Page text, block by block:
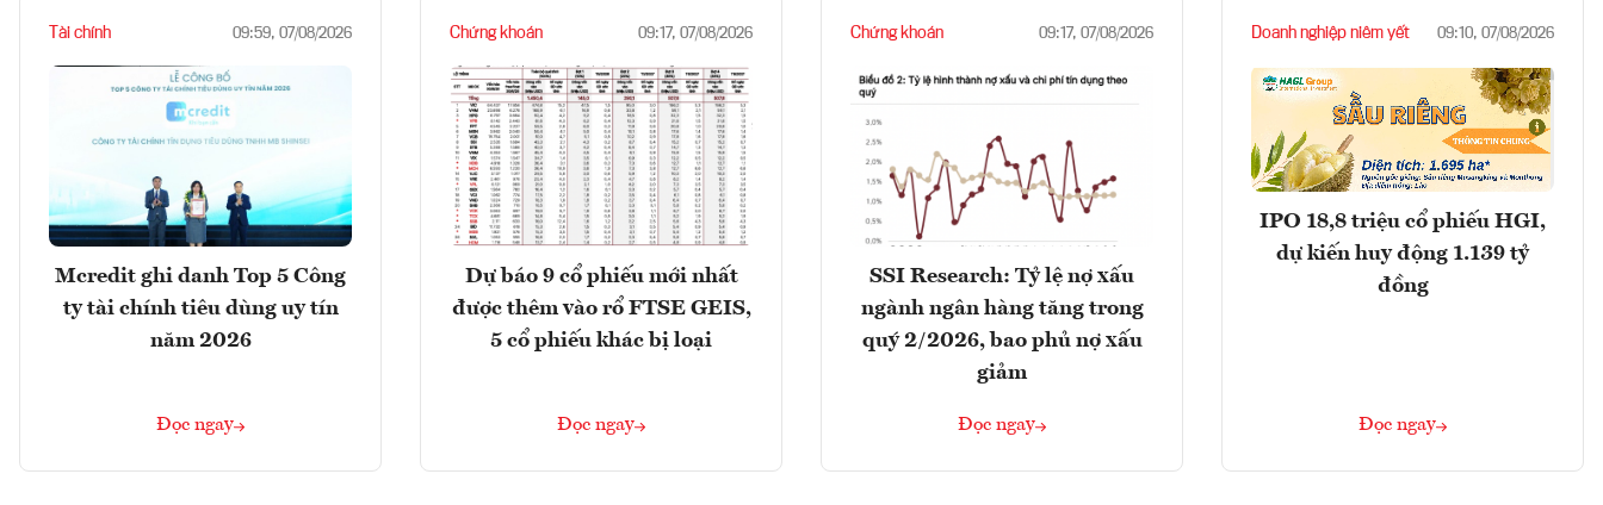
Tài chính 09:59, 07/08/2026
Mcredit ghi danh Top 5 Công
ty tài chính tiêu dùng uy tín
năm 2026
Đọc ngay
Chứng khoán 09:17, 07/08/2026
Dự báo 9 cổ phiếu mới nhất
được thêm vào rổ FTSE GEIS,
5 cổ phiếu khác bị loại
Đọc ngay
Chứng khoán 09:17, 07/08/2026
SSI Research: Tỷ lệ nợ xấu
ngành ngân hàng tăng trong
quý 2/2026, bao phủ nợ xấu
giảm
Đọc ngay
Doanh nghiệp niêm yết 09:10, 07/08/2026
IPO 18,8 triệu cổ phiếu HGI,
dự kiến huy động 1.139 tỷ
đồng
Đọc ngay